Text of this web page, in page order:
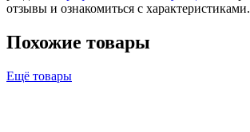
отзывы и ознакомиться с характеристиками.
Похожие товары
Ещё товары